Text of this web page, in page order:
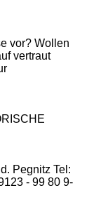
vor? Wollen
vertraut
Pegnitz Tel:
- 99 80 9-